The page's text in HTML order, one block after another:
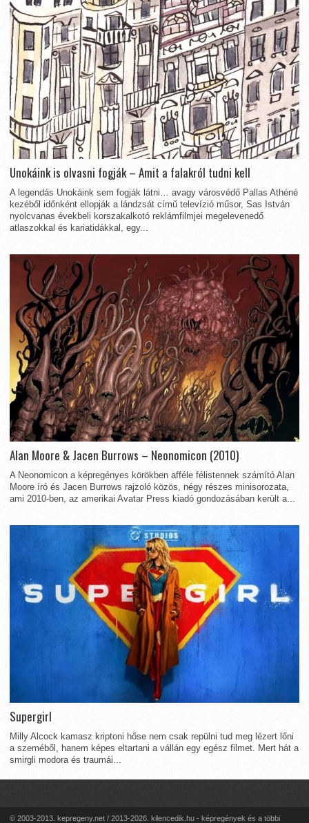
Unokáink is olvasni fogják – Amit a falakról tudni kell
A legendás Unokáink sem fogják látni… avagy városvédő Pallas Athéné
kezéből időnként ellopják a lándzsát című televízió műsor, Sas István
nyolcvanas évekbeli korszakalkotó reklámfilmjei megelevenedő
atlaszokkal és kariatidákkal, egy...
Alan Moore & Jacen Burrows – Neonomicon (2010)
A Neonomicon a képregényes körökben afféle félistennek számító Alan
Moore író és Jacen Burrows rajzoló közös, négy részes minisorozata,
ami 2010-ben, az amerikai Avatar Press kiadó gondozásában került a...
Supergirl
Milly Alcock kamasz kriptoni hőse nem csak repülni tud meg lézert lőni
a szeméből, hanem képes eltartani a vállán egy egész filmet. Mert hát a
smirgli modora és traumái...
© 2003-2013. kepregeny.net / 2013-2026. kilencedik.hu - képregények és a többi